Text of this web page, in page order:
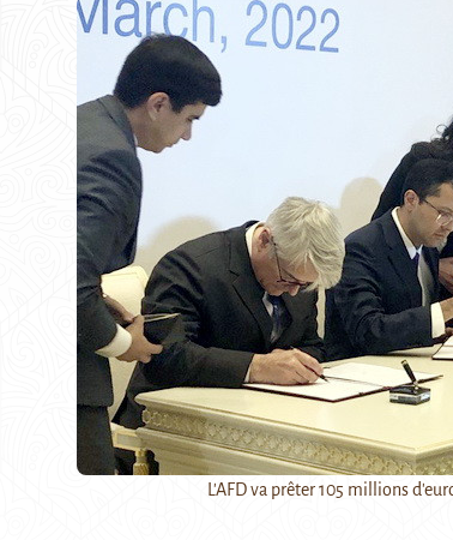
L'AFD va prêter 105 millions